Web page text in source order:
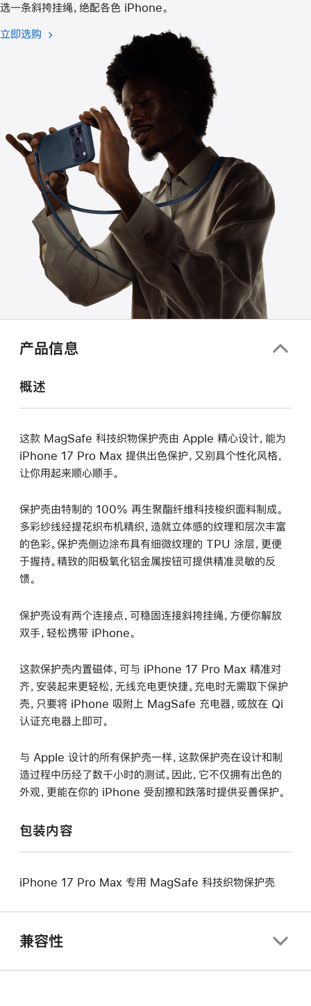
选一条斜挎挂绳，绝配各色 iPhone。
立即选购
斜
产品信息
概述
这款 MagSafe 科技织物保护壳由 Apple 精心设计，能为
iPhone 17 Pro Max 提供出色保护，又别具个性化风格，
让你用起来顺心顺手。
保护壳由特制的 100% 再生聚酯纤维科技梭织面料制成。
多彩纱线经提花织布机精织，造就立体感的纹理和层次丰富
的色彩。保护壳侧边涂布具有细微纹理的 TPU 涂层，更便
于握持。精致的阳极氧化铝金属按钮可提供精准灵敏的反
馈。
保护壳设有两个连接点，可稳固连接斜挎挂绳，方便你解放
双手，轻松携带 iPhone。
这款保护壳内置磁体，可与 iPhone 17 Pro Max 精准对
齐，安装起来更轻松，无线充电更快捷。充电时无需取下保护
壳，只要将 iPhone 吸附上 MagSafe 充电器，或放在 Qi
认证充电器上即可。
与 Apple 设计的所有保护壳一样，这款保护壳在设计和制
造过程中历经了数千小时的测试。因此，它不仅拥有出色的
外观，更能在你的 iPhone 受刮擦和跌落时提供妥善保护。
包装内容
iPhone 17 Pro Max 专用 MagSafe 科技织物保护壳
兼容性